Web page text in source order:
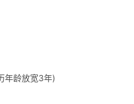
年龄放宽3年)